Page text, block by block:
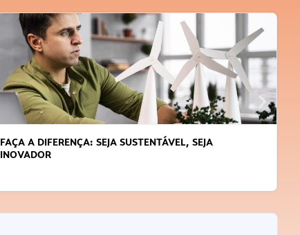
FAÇA A DIFERENÇA: SEJA SUSTENTÁVEL, SEJA
INOVADOR